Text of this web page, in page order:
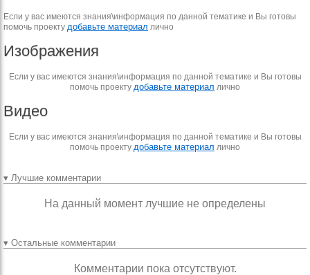
Если у вас имеются знания\информация по данной тематике и Вы готовы
помочь проекту добавьте материал лично
Изображения
Если у вас имеются знания\информация по данной тематике и Вы готовы
помочь проекту добавьте материал лично
Видео
Если у вас имеются знания\информация по данной тематике и Вы готовы
помочь проекту добавьте материал лично
▾ Лучшие комментарии
На данный момент лучшие не определены
▾ Остальные комментарии
Комментарии пока отсутствуют.